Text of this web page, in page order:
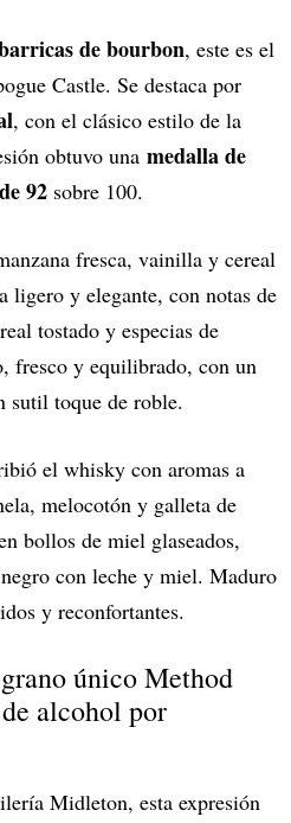
de bourbon, este es el
Castle. Se destaca por
, con el clásico estilo de la
obtuvo una medalla de
92 sobre 100.
fresca, vainilla y cereal
ligero y elegante, con notas de
tostado y especias de
fresco y equilibrado, con un
sutil toque de roble.
el whisky con aromas a
melocotón y galleta de
bollos de miel glaseados,
con leche y miel. Maduro
y reconfortantes.
único Method
alcohol por
Midleton, esta expresión